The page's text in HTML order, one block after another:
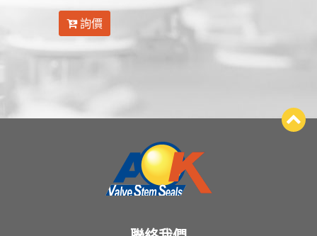
詢價